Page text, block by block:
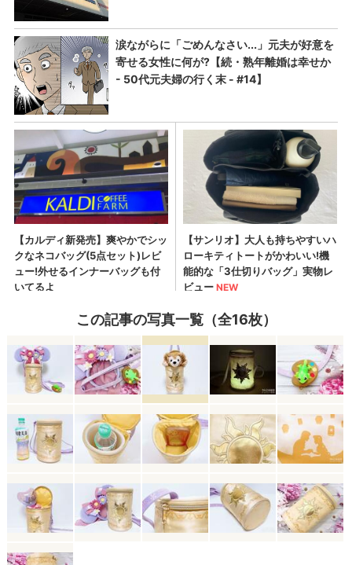
この記事の写真一覧（全16枚）